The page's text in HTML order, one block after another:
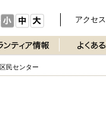
アクセス
民センター